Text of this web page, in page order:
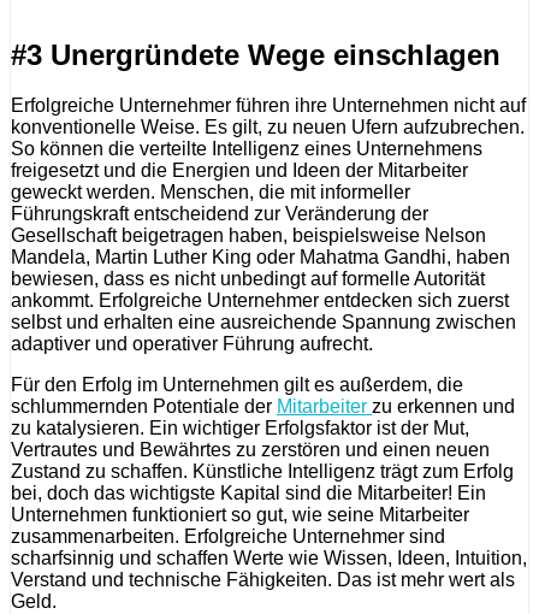
#3 Unergründete Wege einschlagen
Erfolgreiche Unternehmer führen ihre Unternehmen nicht auf
konventionelle Weise. Es gilt, zu neuen Ufern aufzubrechen.
So können die verteilte Intelligenz eines Unternehmens
freigesetzt und die Energien und Ideen der Mitarbeiter
geweckt werden. Menschen, die mit informeller
Führungskraft entscheidend zur Veränderung der
Gesellschaft beigetragen haben, beispielsweise Nelson
Mandela, Martin Luther King oder Mahatma Gandhi, haben
bewiesen, dass es nicht unbedingt auf formelle Autorität
ankommt. Erfolgreiche Unternehmer entdecken sich zuerst
selbst und erhalten eine ausreichende Spannung zwischen
adaptiver und operativer Führung aufrecht.
Für den Erfolg im Unternehmen gilt es außerdem, die
schlummernden Potentiale der Mitarbeiter zu erkennen und
zu katalysieren. Ein wichtiger Erfolgsfaktor ist der Mut,
Vertrautes und Bewährtes zu zerstören und einen neuen
Zustand zu schaffen. Künstliche Intelligenz trägt zum Erfolg
bei, doch das wichtigste Kapital sind die Mitarbeiter! Ein
Unternehmen funktioniert so gut, wie seine Mitarbeiter
zusammenarbeiten. Erfolgreiche Unternehmer sind
scharfsinnig und schaffen Werte wie Wissen, Ideen, Intuition,
Verstand und technische Fähigkeiten. Das ist mehr wert als
Geld.